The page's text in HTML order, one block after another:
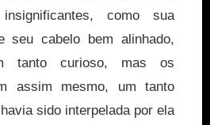
como sua
seu cabelo bem alinhado,
tanto curioso, mas os
assim mesmo, um tanto
sido interpelada por ela